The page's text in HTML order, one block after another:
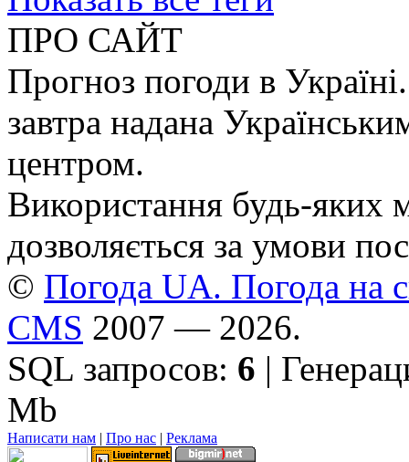
ПРО САЙТ
Прогноз погоди в
завтра надана
центром.
Використання будь-яких
дозволяється за умови
© Погода UA. Погода на
CMS 2007 — 2026.
SQL запросов: 6 |
Mb
Написати нам | Про нас | Реклама